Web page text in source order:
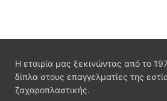
Η εταιρία μας ξεκινώντας από το
δίπλα στους επαγγελματίες της
ζαχαροπλαστικής.